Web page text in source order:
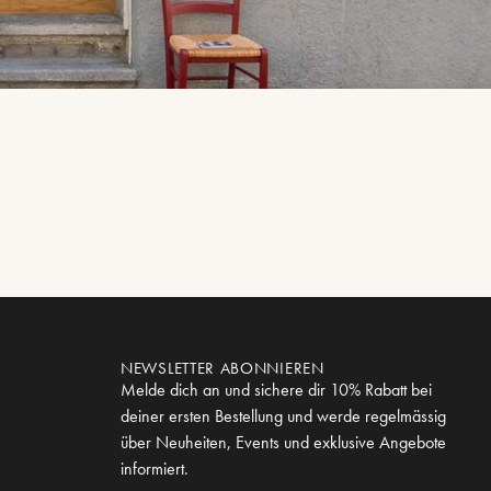
NEWSLETTER ABONNIEREN
Melde dich an und sichere dir 10% Rabatt bei
deiner ersten Bestellung und werde regelmässig
über Neuheiten, Events und exklusive Angebote
informiert.